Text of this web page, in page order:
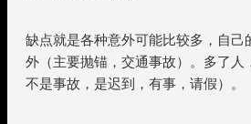
缺点就是各种意外可能比较多，自己
外（主要抛锚，交通事故）。多了人
不是事故，是迟到，有事，请假）。